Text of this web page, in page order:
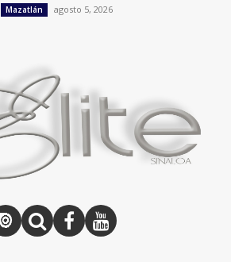
Mazatlán agosto 5, 2026